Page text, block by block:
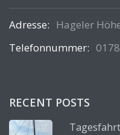
Adresse: Hageler
Telefonnummer:
RECENT POSTS